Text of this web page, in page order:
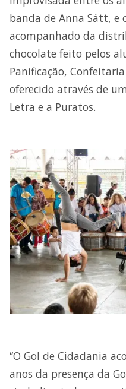
banda de Anna Sátt, e
acompanhado da
chocolate feito pelos
Panificação,
oferecido através de
Letra e a Puratos.
“O Gol de Cidadania
anos da presença da